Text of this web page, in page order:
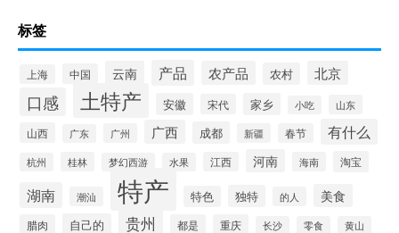
标签
上海 中国 云南 产品 农产品 农村 北京
口感 土特产 安徽 宋代 家乡 小吃 山东
山西 广东 广州 广西 成都 新疆 春节 有什么
杭州 桂林 梦幻西游 水果 江西 河南 海南 淘宝
湖南 潮汕 特产 特色 独特 的人 美食
腊肉 自己的 贵州 都是 重庆 长沙 零食 黄山